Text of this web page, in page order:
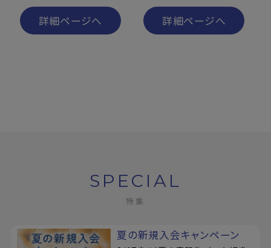
詳細ページへ 詳細ページへ
SPECIAL
特集
夏の新規入会キャンペーン